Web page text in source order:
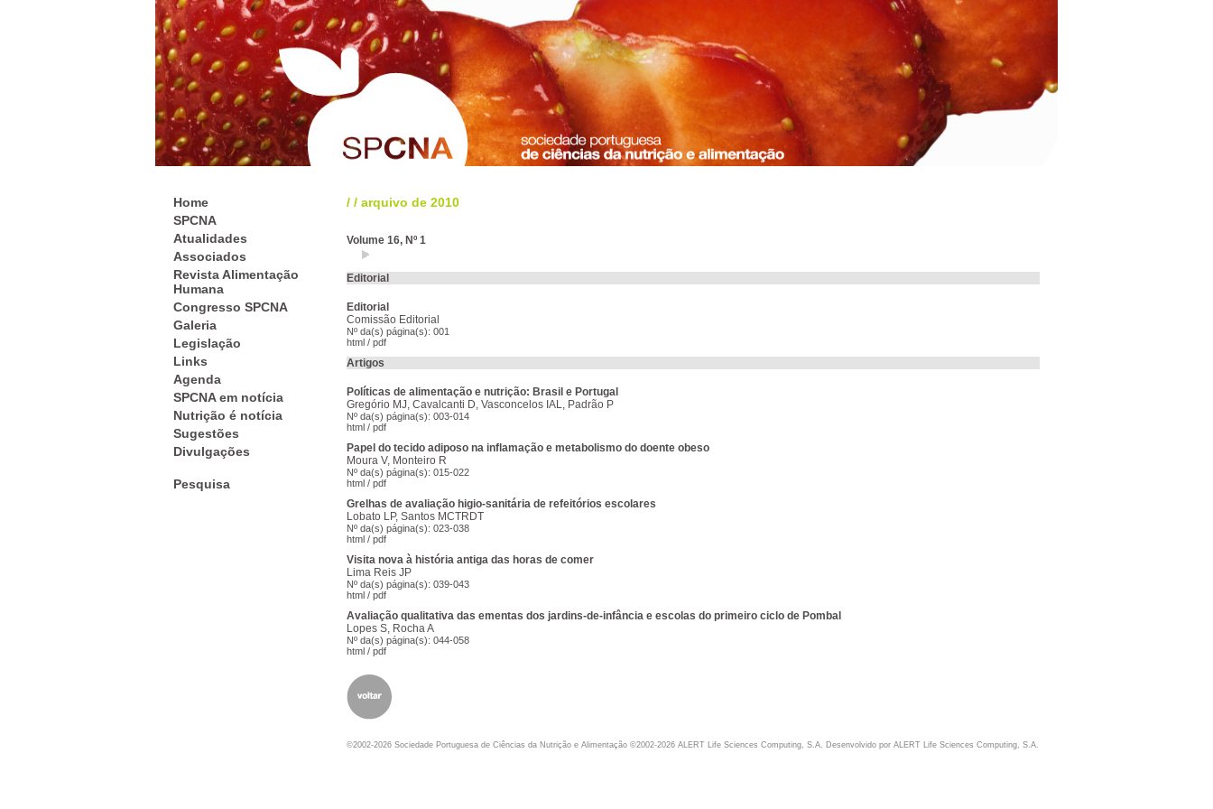
Home
SPCNA
Atualidades
Associados
Revista Alimentação
Humana
Congresso SPCNA
Galeria
Legislação
Links
Agenda
SPCNA em notícia
Nutrição é notícia
Sugestões
Divulgações
Pesquisa
/ / arquivo de 2010
Volume 16, Nº 1
Editorial
Editorial
Comissão Editorial
Nº da(s) página(s): 001
html / pdf
Artigos
Políticas de alimentação e nutrição: Brasil e Portugal
Gregório MJ, Cavalcanti D, Vasconcelos IAL, Padrão P
Nº da(s) página(s): 003-014
html / pdf
Papel do tecido adiposo na inflamação e metabolismo do doente obeso
Moura V, Monteiro R
Nº da(s) página(s): 015-022
html / pdf
Grelhas de avaliação higio-sanitária de refeitórios escolares
Lobato LP, Santos MCTRDT
Nº da(s) página(s): 023-038
html / pdf
Visita nova à história antiga das horas de comer
Lima Reis JP
Nº da(s) página(s): 039-043
html / pdf
Avaliação qualitativa das ementas dos jardins-de-infância e escolas do primeiro ciclo de Pombal
Lopes S, Rocha A
Nº da(s) página(s): 044-058
html / pdf
©2002-2026 Sociedade Portuguesa de Ciências da Nutrição e Alimentação ©2002-2026 ALERT Life Sciences Computing, S.A. Desenvolvido por ALERT Life Sciences Computing, S.A.